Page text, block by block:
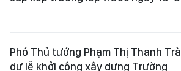
Phó Thủ tướng Phạm Thị Thanh Trà
dự lễ khởi công xây dựng Trường